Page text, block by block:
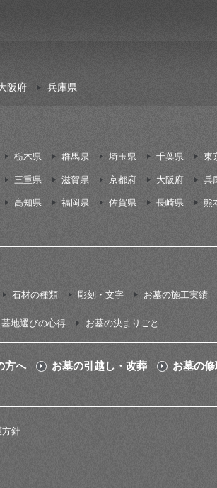
阪府 兵庫県
栃木県 群馬県 埼玉県 千葉県 東
三重県 滋賀県 京都府 大阪府 兵
高知県 福岡県 佐賀県 長崎県 熊
石材の種類 彫刻・文字 お墓の施工実績
墓地選びの心得 お墓の決まりごと
方へ お墓の引越し・改葬
お墓の
方針